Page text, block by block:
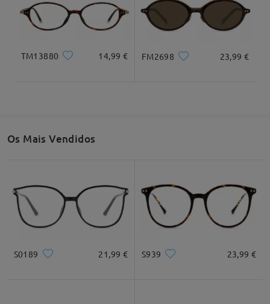
Largura total
128mm/ 5,04"
Comprimento da haste
141mm/ 5,55"
TM13880 14,99 € FM2698 23,99 €
Os Mais Vendidos
S0189 21,99 € S939 23,99 €